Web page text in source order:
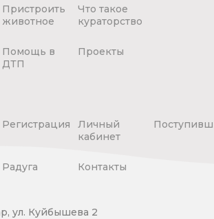
Пристроить
животное
Что такое
кураторство
Помощь в
ДТП
Проекты
Регистрация
Личный
кабинет
Радуга Контакты
ул. Куйбышева 2